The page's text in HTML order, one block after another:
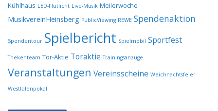
Kühlhaus LED-Flutlicht Live-Musik Meilerwoche
MusikvereinHeinsberg PublicViewing REWE Spendenaktion
Spendentour Spielbericht Spielmobil Sportfest
Thekenteam Tor-Aktie Toraktie Trainingsanzüge
Veranstaltungen Vereinsscheine Weichnachtsfeier
Westfalenpokal